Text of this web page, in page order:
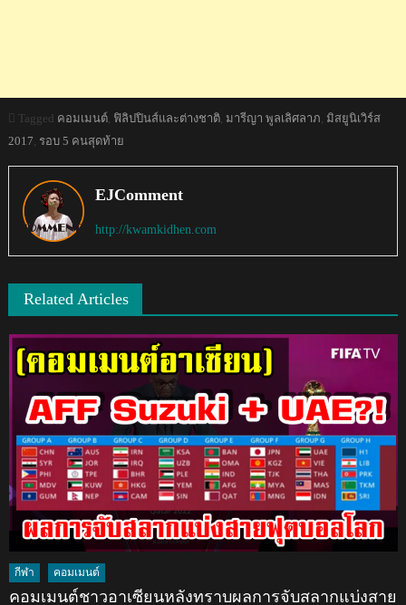
Tagged คอมเมนต์, ฟิลิปปินส์และต่างชาติ, มารีญา พูลเลิศลาภ มิสยูนิเวิร์ส
2017 รอบ 5 คนสุดท้าย
EJComment
http://kwamkidhen.com
Related Articles
กีฬา คอมเมนต์
คอมเมนต์ชาวอาเซียนหลังทราบผลการจับสลากแบ่งสาย